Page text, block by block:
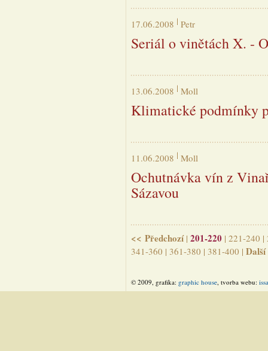
17.06.2008 Petr
Seriál o vinětách X. -
13.06.2008 Moll
Klimatické podmínky
11.06.2008 Moll
Ochutnávka vín z
Sázavou
<< Předchozí| 201-220 | 221-240 |
341-360 | 361-380 | 381-400 |
© 2009, grafika: graphic house, tvorba webu: